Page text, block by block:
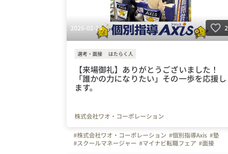
2026-02-24 2
選考・面接 はたらく人
【来場御礼】ありがとうございました！
「誰かの力になりたい」その一歩を応援し
ます。
株式会社ワオ・コーポレーション
#株式会社ワオ・コーポレーション #個別指導Axis #塾
#スクールマネージャー #マイナビ転職フェア #面接